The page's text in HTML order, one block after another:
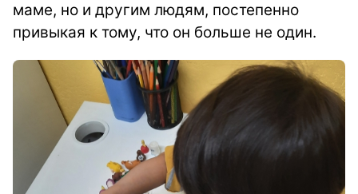
маме, но и другим людям, постепенно
привыкая к тому, что он больше не один.